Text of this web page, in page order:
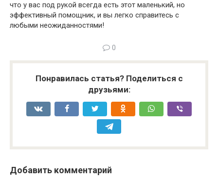
что у вас под рукой всегда есть этот маленький, но
эффективный помощник, и вы легко справитесь с
любыми неожиданностями!
0
Понравилась статья? Поделиться с
друзьями:
Добавить комментарий